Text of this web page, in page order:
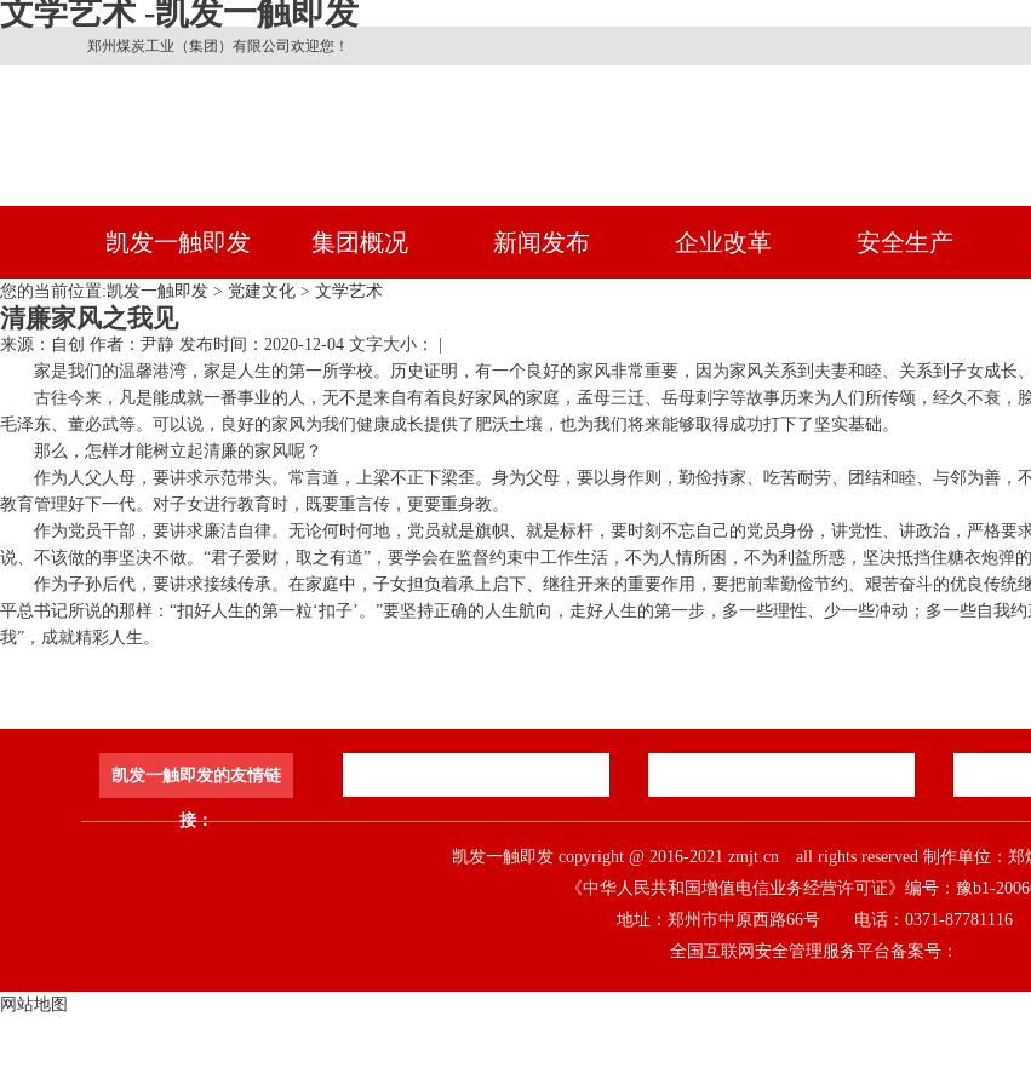
文学艺术 -凯发一触即发
郑州煤炭工业（集团）有限公司欢迎您！
凯发一触即发 集团概况 新闻发布 企业改革 安全生产
您的当前位置:凯发一触即发 > 党建文化 > 文学艺术
清廉家风之我见
来源：自创 作者：尹静 发布时间：2020-12-04 文字大小： |
家是我们的温馨港湾，家是人生的第一所学校。历史证明，有一个良好的家风非常重要，因为家风关系到夫妻和睦、关系到子女成长
古往今来，凡是能成就一番事业的人，无不是来自有着良好家风的家庭，孟母三迁、岳母刺字等故事历来为人们所传颂，经久不衰
毛泽东、董必武等。可以说，良好的家风为我们健康成长提供了肥沃土壤，也为我们将来能够取得成功打下了坚实基础。
那么，怎样才能树立起清廉的家风呢？
作为人父人母，要讲求示范带头。常言道，上梁不正下梁歪。身为父母，要以身作则，勤俭持家、吃苦耐劳、团结和睦、与邻为善，
教育管理好下一代。对子女进行教育时，既要重言传，更要重身教。
作为党员干部，要讲求廉洁自律。无论何时何地，党员就是旗帜、就是标杆，要时刻不忘自己的党员身份，讲党性、讲政治，严格
说、不该做的事坚决不做。“君子爱财，取之有道”，要学会在监督约束中工作生活，不为人情所困，不为利益所惑，坚决抵挡住糖衣炮弹
作为子孙后代，要讲求接续传承。在家庭中，子女担负着承上启下、继往开来的重要作用，要把前辈勤俭节约、艰苦奋斗的优良传
平总书记所说的那样：“扣好人生的第一粒‘扣子’。”要坚持正确的人生航向，走好人生的第一步，多一些理性、少一些冲动；多一些自我
我”，成就精彩人生。
凯发一触即发的友情链
接：
凯发一触即发 copyright @ 2016-2021 zmjt.cn all rights reserved 制作单位：
《中华人民共和国增值电信业务经营许可证》编号：豫b1-
地址：郑州市中原西路66号 电话：0371-87781116
全国互联网安全管理服务平台备案号：
网站地图